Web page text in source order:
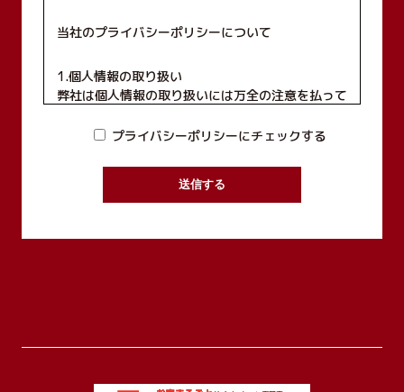
当社のプライバシーポリシーについて
1.個人情報の取り扱い
弊社は個人情報の取り扱いには万全の注意を払って
ことは一切致しません。
2.個人情報の利用目的
お客様から集めた個人情報は、次項記載の利用目的
プライバシーポリシーにチェックする